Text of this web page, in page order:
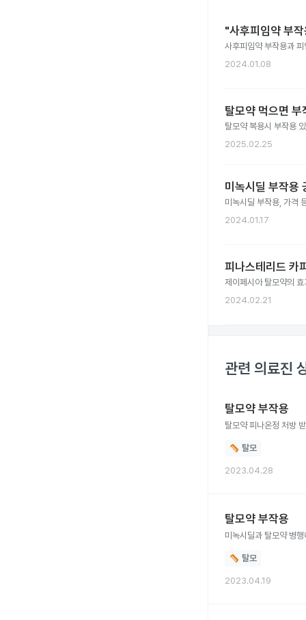
"사후피임약 부
사후피임약 부작용과
2024.01.08
탈모약 먹으면
탈모약 복용시 부작용
2025.02.25
미녹시딜 부작용
미녹시딜 부작용, 가격
2024.01.17
피나스테리드 카
제이페시아 탈모약의
2024.02.21
관련 의료진
탈모약 부작용
탈모약 피나온정 처방
탈모
2023.04.28
탈모약 부작용
미녹시딜과 탈모약 병
탈모
2023.04.19